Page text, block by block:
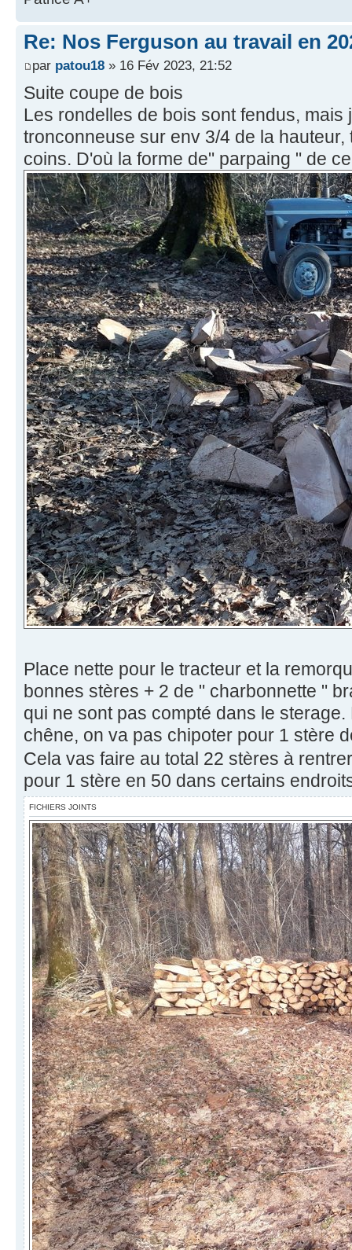
Re: Nos Ferguson au travail en
par patou18 » 16 Fév 2023, 21:52
Suite coupe de bois
Les rondelles de bois sont fendus, mais
tronconneuse sur env 3/4 de la
coins. D'où la forme de" parpaing " de
Place nette pour le tracteur et la
bonnes stères + 2 de " charbonnette "
qui ne sont pas compté dans le
chêne, on va pas chipoter pour 1 stère
Cela vas faire au total 22 stères à
pour 1 stère en 50 dans certains
FICHIERS JOINTS